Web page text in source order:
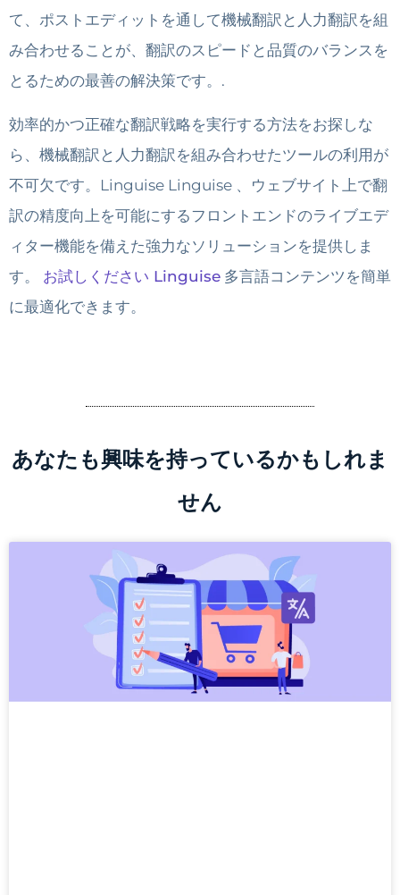
て、ポストエディットを通して機械翻訳と人力翻訳を組
み合わせることが、翻訳のスピードと品質のバランスを
とるための最善の解決策です。.
効率的かつ正確な翻訳戦略を実行する方法をお探しな
ら、機械翻訳と人力翻訳を組み合わせたツールの利用が
不可欠です。Linguise Linguise 、ウェブサイト上で翻
訳の精度向上を可能にするフロントエンドのライブエデ
ィター機能を備えた強力なソリューションを提供しま
す。 お試しください Linguise 多言語コンテンツを簡単
に最適化できます。
あなたも興味を持っているかもしれま
せん